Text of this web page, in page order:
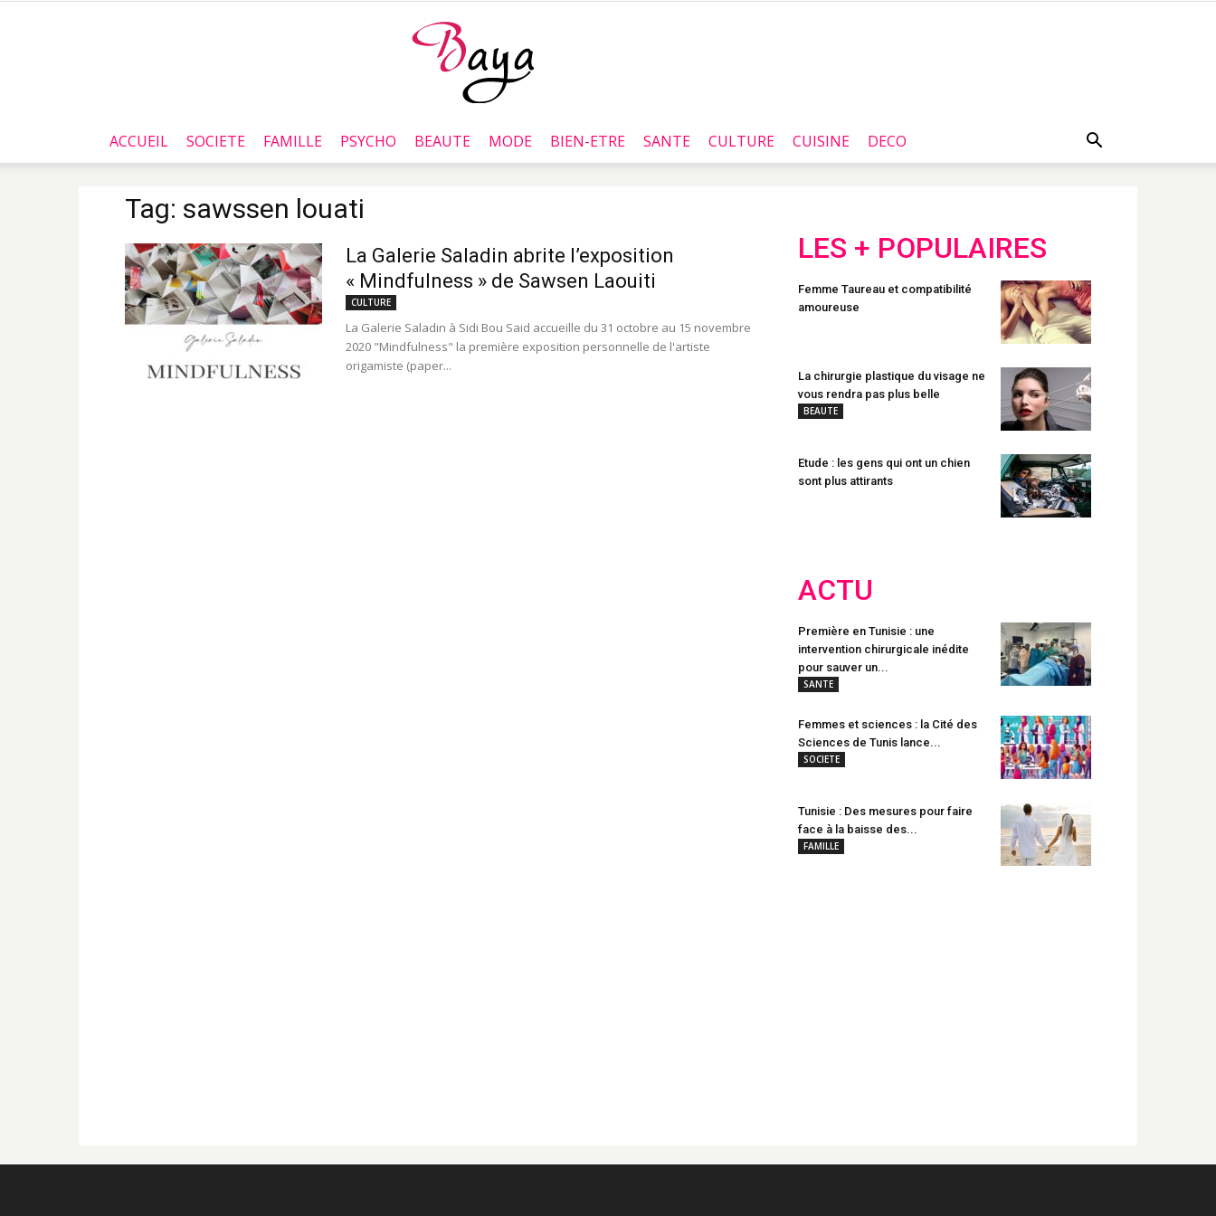
Baya.tn
ACCUEIL SOCIETE FAMILLE PSYCHO BEAUTE MODE BIEN-ETRE SANTE CULTURE CUISINE DECO
Tag: sawssen louati
La Galerie Saladin abrite l’exposition
« Mindfulness » de Sawsen Laouiti
CULTURE
La Galerie Saladin à Sidi Bou Said accueille du 31 octobre au 15 novembre
2020 "Mindfulness" la première exposition personnelle de l'artiste
origamiste (paper...
LES + POPULAIRES
Femme Taureau et compatibilité
amoureuse
La chirurgie plastique du visage ne
vous rendra pas plus belle
BEAUTE
Etude : les gens qui ont un chien
sont plus attirants
ACTU
Première en Tunisie : une
intervention chirurgicale inédite
pour sauver un...
SANTE
Femmes et sciences : la Cité des
Sciences de Tunis lance...
SOCIETE
Tunisie : Des mesures pour faire
face à la baisse des...
FAMILLE